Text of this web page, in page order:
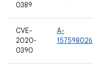
0389
CVE-
2020-
0390
A-
157598026